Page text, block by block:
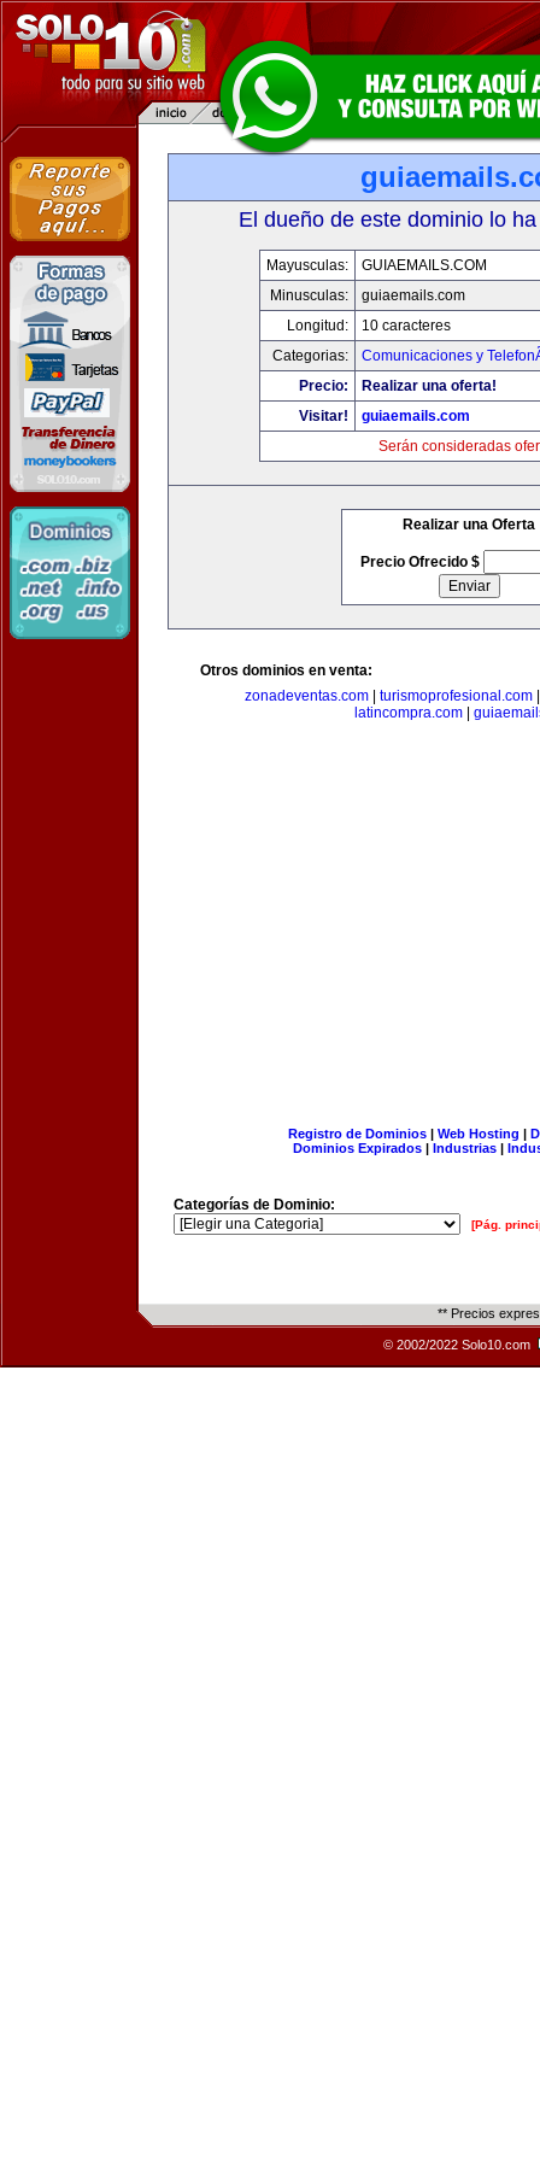
El dueño de este dominio lo
Mayusculas:
GUIAEMAILS.COM
Minusculas:
guiaemails.com
Longitud:
10 caracteres
Categorias:
Comunicaciones y
Precio:
Realizar una oferta!
Visitar!
guiaemails.com
Serán consideradas
Realizar una Oferta
Precio Ofrecido $
Otros dominios en venta:
zonadeventas.com| turismoprofesional.com
latincompra.com|
Registro de Dominios| Web Hosting |
Dominios Expirados | Industrias |
Categorías de Dominio:
[Pág.
** Precios
© 2002/2022 Solo10.com